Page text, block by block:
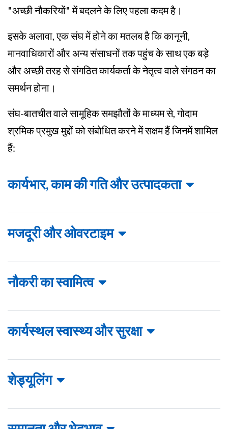
"अच्छी नौकरियों" में बदलने के लिए पहला कदम है।
इसके अलावा, एक संघ में होने का मतलब है कि कानूनी,
मानवाधिकारों और अन्य संसाधनों तक पहुंच के साथ एक बड़े
और अच्छी तरह से संगठित कार्यकर्ता के नेतृत्व वाले संगठन का
समर्थन होना।
संघ-बातचीत वाले सामूहिक समझौतों के माध्यम से, गोदाम
श्रमिक प्रमुख मुद्दों को संबोधित करने में सक्षम हैं जिनमें शामिल
हैं:
कार्यभार, काम की गति और उत्पादकता
मजदूरी और ओवरटाइम
नौकरी का स्वामित्व
कार्यस्थल स्वास्थ्य और सुरक्षा
शेड्यूलिंग